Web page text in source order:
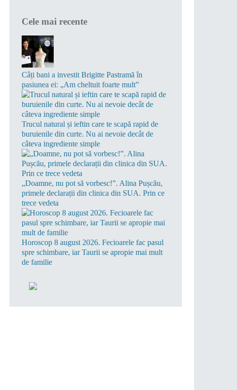
Cele mai recente
Câți bani a investit Brigitte Pastramă în
pasiunea ei: „Am cheltuit foarte mult”
Trucul natural și ieftin care te scapă rapid de
buruienile din curte. Nu ai nevoie decât de
câteva ingrediente simple
„Doamne, nu pot să vorbesc!”. Alina Pușcău,
primele declarații din clinica din SUA. Prin ce
trece vedeta
Horoscop 8 august 2026. Fecioarele fac pasul
spre schimbare, iar Taurii se apropie mai mult
de familie